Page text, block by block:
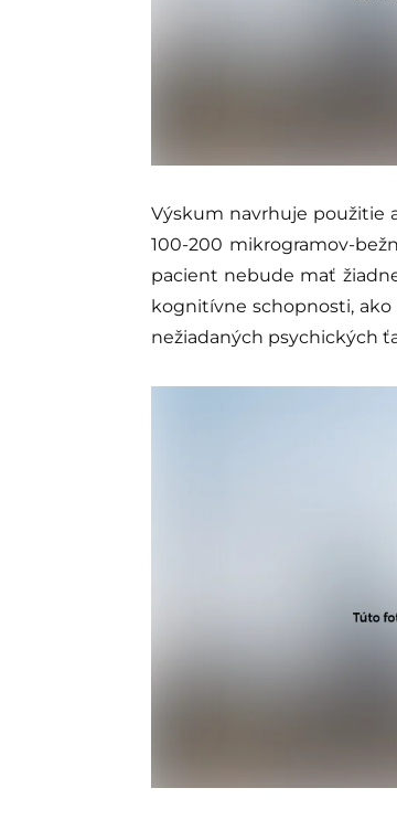
Výskum navrhuje použitie
100-200 mikrogramov-
pacient nebude mať
kognitívne schopnosti,
nežiadaných psychických